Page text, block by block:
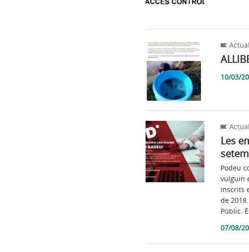
10/03/
Les
Podeu
vulguin
inscrits
de
Públic.
07/08/